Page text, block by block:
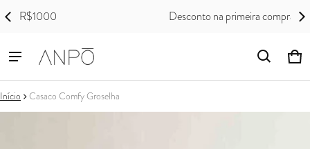
Desconto na primeira compra • ANPO5OFF
0
Início Casaco Comfy Groselha
do produto